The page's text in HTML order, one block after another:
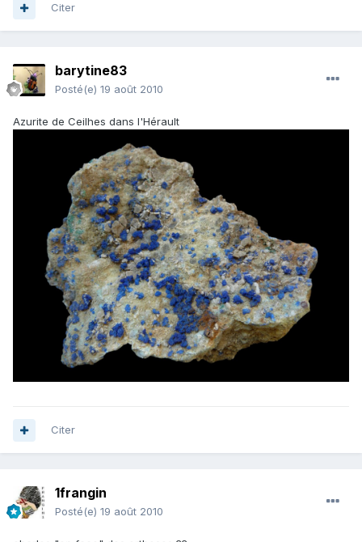
Citer
barytine83
Posté(e) 19 août 2010
Azurite de Ceilhes dans l'Hérault
Citer
1frangin
Posté(e) 19 août 2010